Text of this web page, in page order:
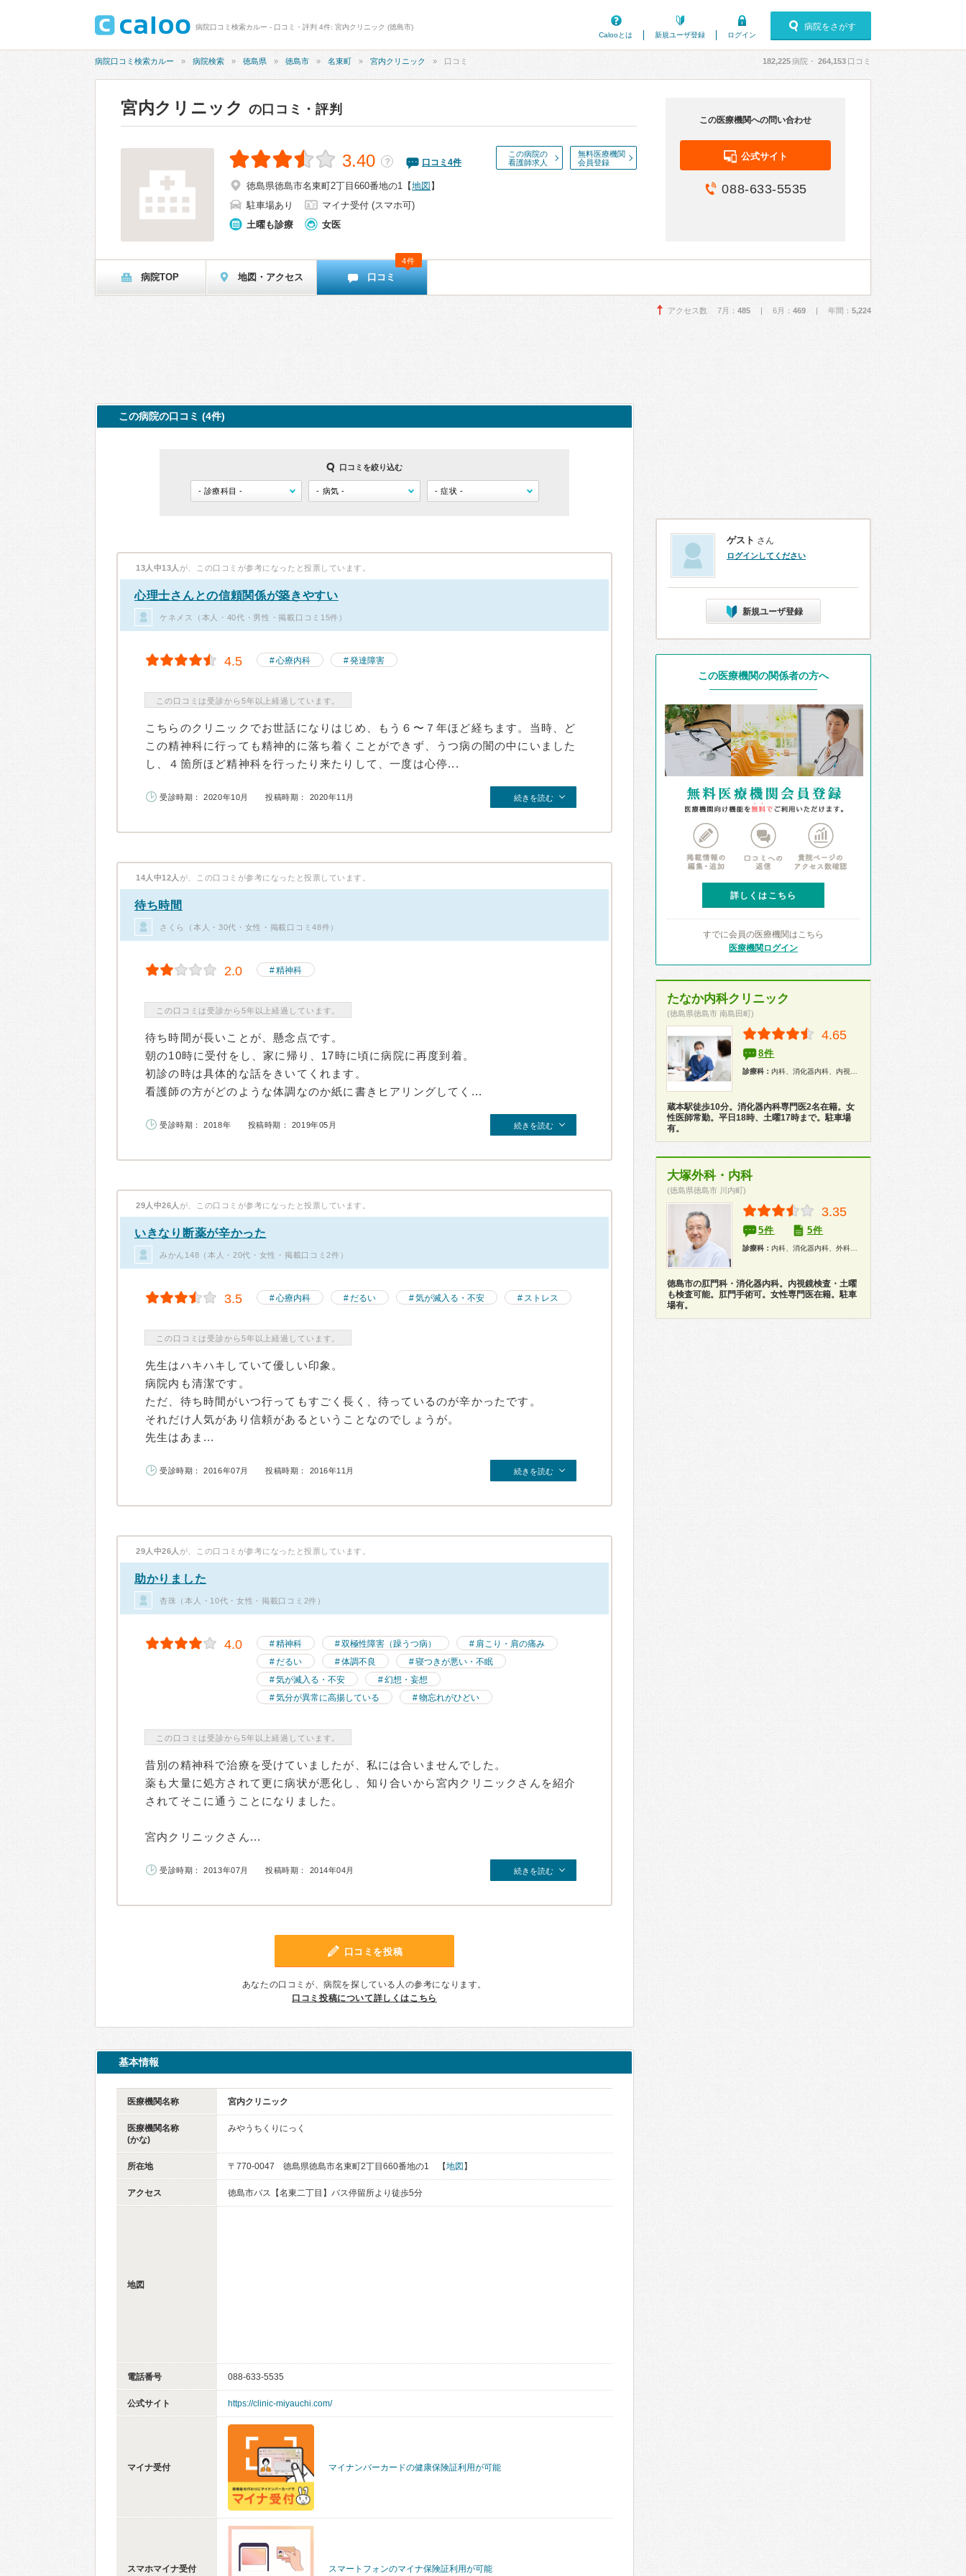
病院口コミ検索カルー - 口コミ・評判 4件: 宮内クリニック (徳島市)
Calooとは
新規ユーザ登録 ログイン
病院をさがす
病院口コミ検索カルー 病院検索 徳島県 徳島市 名東町 宮内クリニック 口コミ 182,225病院・ 264,153 口コミ
宮内クリニック の口コミ・評判
この病院の
看護師求人
無料医療機関
会員登録
3.40 ？ 口コミ 4件
徳島県徳島市名東町2丁目660番地の1 【地図 】
駐車場あり
マイナ受付 (スマホ可)
土曜も診療
女医
この医療機関への問い合わせ
公式サイト
088-633-5535
病院TOP 地図・アクセス 口コミ
4件
アクセス数 7月： 485 | 6月： 469 | 年間： 5,224
この病院の口コミ (4件)
口コミを絞り込む
13人中13人 が、この口コミが参考になったと投票しています。
心理士さんとの信頼関係が築きやすい
ケネメス（本人・40代・男性・掲載口コミ15件）
4.5 心療内科 発達障害
この口コミは受診から5年以上経過しています。
こちらのクリニックでお世話になりはじめ、もう６〜７年ほど経ちます。当時、ど
この精神科に行っても精神的に落ち着くことができず、うつ病の闇の中にいました
し、４箇所ほど精神科を行ったり来たりして、一度は心停...
受診時期： 2020年10月 投稿時期： 2020年11月 続きを読む
14人中12人 が、この口コミが参考になったと投票しています。
待ち時間
さくら（本人・30代・女性・掲載口コミ48件）
2.0 精神科
この口コミは受診から5年以上経過しています。
待ち時間が長いことが、懸念点です。
朝の10時に受付をし、家に帰り、17時に頃に病院に再度到着。
初診の時は具体的な話をきいてくれます。
看護師の方がどのような体調なのか紙に書きヒアリングしてく...
受診時期： 2018年 投稿時期： 2019年05月 続きを読む
29人中26人 が、この口コミが参考になったと投票しています。
いきなり断薬が辛かった
みかん148（本人・20代・女性・掲載口コミ2件）
3.5 心療内科 だるい 気が滅入る・不安 ストレス
この口コミは受診から5年以上経過しています。
先生はハキハキしていて優しい印象。
病院内も清潔です。
ただ、待ち時間がいつ行ってもすごく長く、待っているのが辛かったです。
それだけ人気があり信頼があるということなのでしょうが。
先生はあま...
受診時期： 2016年07月 投稿時期： 2016年11月 続きを読む
29人中26人 が、この口コミが参考になったと投票しています。
助かりました
杏珠（本人・10代・女性・掲載口コミ2件）
4.0 精神科 双極性障害（躁うつ病）
肩こり・肩の痛み
だるい
体調不良
寝つきが悪い・不眠
気が滅入る・不安
幻想・妄想
気分が異常に高揚している
物忘れがひどい
この口コミは受診から5年以上経過しています。
昔別の精神科で治療を受けていましたが、私には合いませんでした。
薬も大量に処方されて更に病状が悪化し、知り合いから宮内クリニックさんを紹介
されてそこに通うことになりました。
宮内クリニックさん...
受診時期： 2013年07月 投稿時期： 2014年04月 続きを読む
口コミを投稿
あなたの口コミが、病院を探している人の参考になります。
口コミ投稿について詳しくはこちら
基本情報
医療機関名称 宮内クリニック
医療機関名称
(かな)
みやうちくりにっく
所在地 〒770-0047 徳島県徳島市名東町2丁目660番地の1 【地図 】
アクセス 徳島市バス【名東二丁目】バス停留所より徒歩5分
地図
電話番号 088-633-5535
公式サイト https://clinic-miyauchi.com/
マイナ受付 マイナンバーカードの健康保険証利用が可能
スマホマイナ受付 スマートフォンのマイナ保険証利用が可能
ゲスト さん
ログインしてください
新規ユーザ登録
この医療機関の関係者の方へ
詳しくはこちら
すでに会員の医療機関はこちら
医療機関ログイン
たなか内科クリニック
(徳島県徳島市 南島田町)
4.65
8件
診療科： 内科、消化器内科、内視鏡、健康診断
蔵本駅徒歩10分。消化器内科専門医2名在籍。女
性医師常勤。平日18時、土曜17時まで。駐車場
有。
大塚外科・内科
(徳島県徳島市 川内町)
3.35
5件 5件
診療科： 内科、消化器内科、外科、整形外科、リハビリテーション科、肛門科、内視鏡、健康診断
徳島市の肛門科・消化器内科。内視鏡検査・土曜
も検査可能。肛門手術可。女性専門医在籍。駐車
場有。